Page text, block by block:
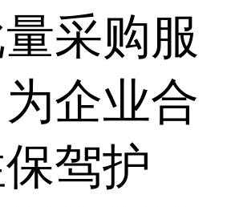
采购服
企业合
驾护